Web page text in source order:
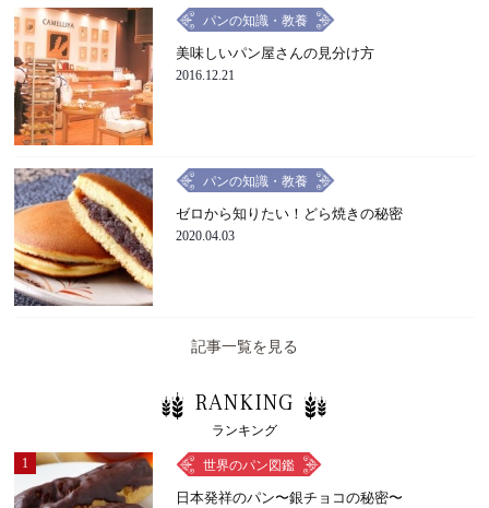
パンの知識・教養
美味しいパン屋さんの見分け方
2016.12.21
パンの知識・教養
ゼロから知りたい！どら焼きの秘密
2020.04.03
記事一覧を見る
RANKING
ランキング
1 世界のパン図鑑
日本発祥のパン〜銀チョコの秘密〜